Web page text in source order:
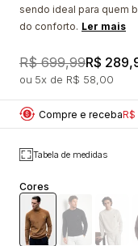
sendo ideal para quem
do conforto. Ler mais
R$ 699,99R$
5x R$ 58,00
Compre e recebaR$
Tabela de medidas
Cores